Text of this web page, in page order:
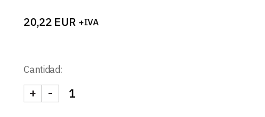
20,22 EUR +IVA
Cantidad:
DOWNLIGHT LED BLANCO MATE CUADRADO
-
+